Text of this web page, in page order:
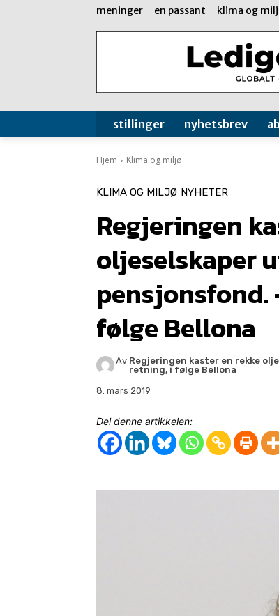
meninger en passant klima og
stillinger nyhetsbrev
Hjem Klima og miljø
KLIMA OG MILJØ NYHETER
Regjeringen
oljeselskaper
følge Bellona
Av Regjeringen kaster en rekke
retning, i følge Bellona
8. mars 2019
Del denne artikkelen: